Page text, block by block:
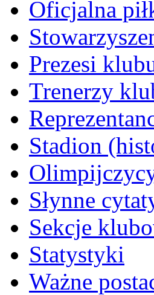
Oficjalna
Prezesi
Trenerzy
Stadion
Słynne
Sekcje
Statystyki
Ważne